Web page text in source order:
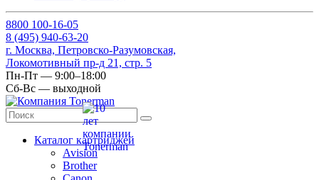
8800 100-16-05
8 (495) 940-63-20
г. Москва, Петровско-Разумовская,
Локомотивный пр-д 21, стр. 5
Пн-Пт — 9:00–18:00
Сб-Вс — выходной
Каталог картриджей
Avision
Brother